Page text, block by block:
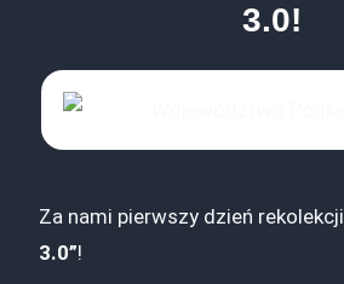
3.0!
Za nami pierwszy dzień rekolekcji
3.0”!